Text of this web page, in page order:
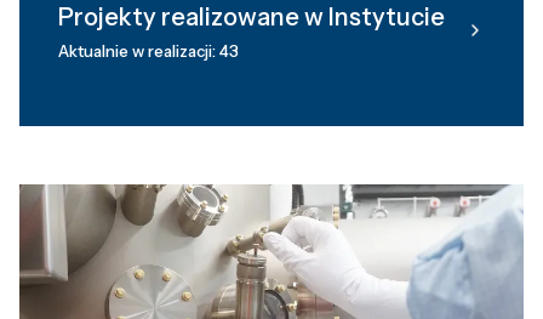
Projekty realizowane w Instytucie
Aktualnie w realizacji: 43